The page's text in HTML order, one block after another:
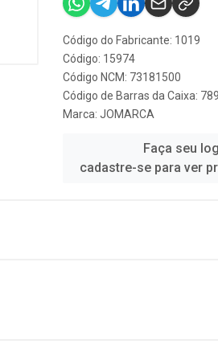
Código do Fabricante: 1019
Código: 15974
Código NCM: 73181500
Código de Barras da Caixa:
Marca: JOMARCA
Faça seu
cadastre-se para ver